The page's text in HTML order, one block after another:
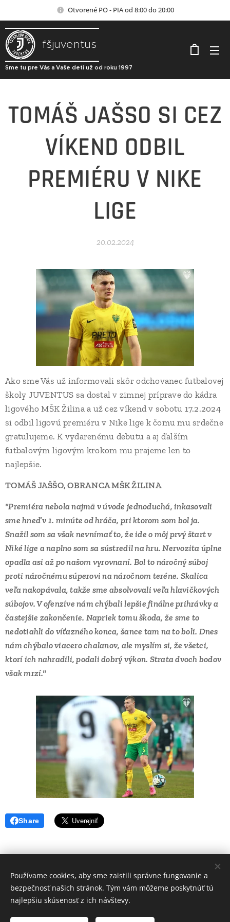
Otvorené PO - PIA od 8:00 do 20:00
fšjuventus
Sme tu pre Vás a Vaše deti už od roku 1997
TOMÁŠ JAŠSO SI CEZ
VÍKEND ODBIL
PREMIÉRU V NIKE
LIGE
20.02.2024
Ako sme Vás už informovali skôr odchovanec futbalovej
školy JUVENTUS sa dostal v zimnej príprave do kádra
ligového MŠK Žilina a už cez víkend v sobotu 17.2.2024
si odbil ligovú premiéru v Nike lige k čomu mu srdečne
gratulujeme. K vydarenému debutu a aj ďalším
futbalovým ligovým krokom mu prajeme len to
najlepšie.
TOMÁŠ JAŠŠO, OBRANCA MŠK ŽILINA
"Premiéra nebola najmä v úvode jednoduchá, inkasovali
sme hneď v 1. minúte od hráča, pri ktorom som bol ja.
Snažil som sa však nevnímať to, že ide o môj prvý štart v
Niké lige a naplno som sa sústredil na hru. Nervozita úplne
opadla asi až po našom vyrovnaní. Bol to náročný súboj
proti náročnému súperovi na náročnom teréne. Skalica
veľa nakopávala, takže sme absolvovali veľa hlavičkových
súbojov. V ofenzíve nám chýbali lepšie finálne prihrávky a
častejšie zakončenie. Napriek tomu škoda, že sme to
nedotiahli do víťazného konca, šance tam na to boli. Dnes
nám chýbalo viacero chalanov, ale myslím si, že všetci,
ktorí ich nahradili, podali dobrý výkon. Strata dvoch bodov
však mrzí."
Share
Volajte.:+421 917 784 130
Web vytvorila Futbalová škola JUVENTUS -2021- Tvoríme weby pre
Vás úspech - www.fsjsro.sk
Používame cookies, aby sme zaistili správne fungovanie a
bezpečnosť našich stránok. Tým vám môžeme poskytnúť tú
najlepšiu skúsenosť z ich návštevy.